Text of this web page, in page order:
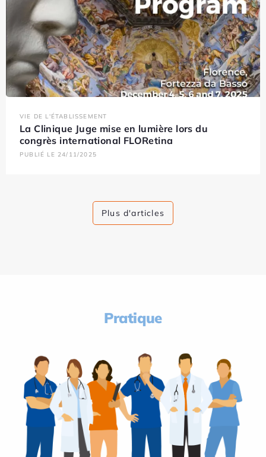
VIE DE L'ÉTABLISSEMENT
La Clinique Juge mise en lumière lors du
congrès international FLORetina
PUBLIÉ LE 24/11/2025
Plus d'articles
Pratique